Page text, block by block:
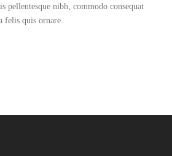
pellentesque nibh, commodo consequat
quis ornare.